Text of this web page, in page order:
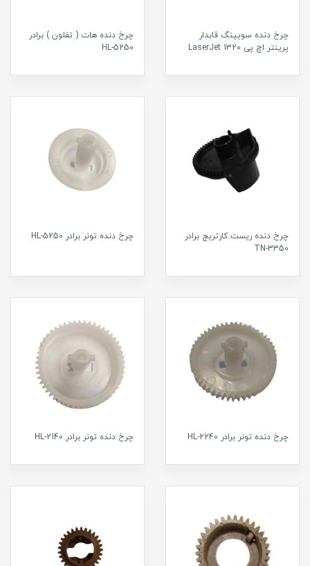
چرخ دنده سویینگ قابدار
پرینتر اچ پی LaserJet 1320
چرخ دنده هات ( تفلون ) برادر
HL-5250
چرخ دنده ریست کارتریج برادر
TN-3350
چرخ دنده تونر برادر HL-5250
چرخ دنده تونر برادر HL-2240 چرخ دنده تونر برادر HL-2140